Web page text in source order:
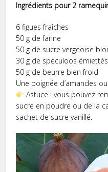
Ingrédients pour 2
6 figues fraîches
50 g de farine
50 g de sucre vergeoise
30 g de spéculoos émiettés
50 g de beurre bien froid
Une poignée d’amandes
Astuce : vous pouvez
sucre en poudre ou de la
sachet de sucre vanillé.